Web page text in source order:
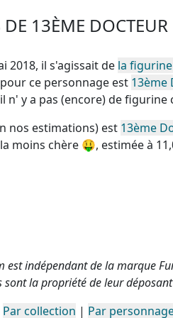
13ÈME DOCTEUR
2018, il s'agissait de la
ce personnage est 13ème
il n' y a pas (encore) de figurine
nos estimations) est 13ème
moins chère 🤑, estimée à
est indépendant de la marque
sont la propriété de leur
Par collection | Par